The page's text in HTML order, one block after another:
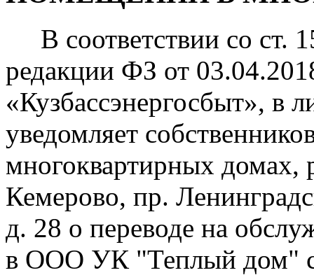
В соответствии со ст.
редакции ФЗ от
«Кузбассэнергосбыт»,
уведомляет
многоквартирных домах,
Кемерово, пр.
д. 28 о переводе на
в ООО УК "Теплый дом" с